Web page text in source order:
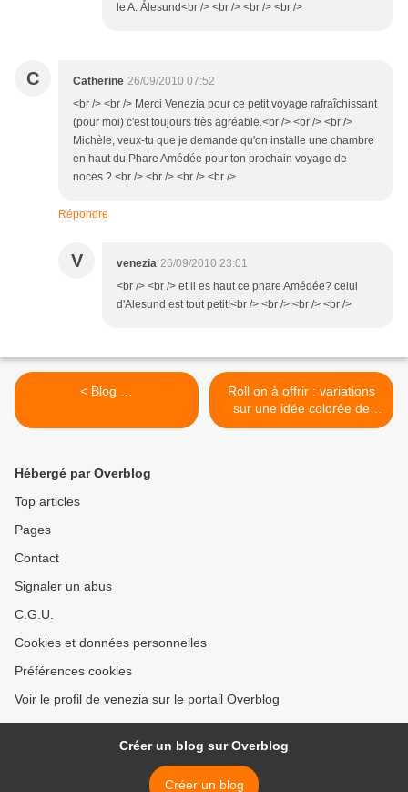
le A: Álesund<br /> <br /> <br /> <br />
C Catherine 26/09/2010 07:52
<br /> <br /> Merci Venezia pour ce petit voyage rafraîchissant
(pour moi) c'est toujours très agréable.<br /> <br /> <br />
Michèle, veux-tu que je demande qu'on installe une chambre
en haut du Phare Amédée pour ton prochain voyage de
noces ? <br /> <br /> <br /> <br />
Répondre
V venezia 26/09/2010 23:01
<br /> <br /> et il es haut ce phare Amédée? celui
d'Alesund est tout petit!<br /> <br /> <br /> <br />
< Blog …
Roll on à offrir : variations
sur une idée colorée de
Michèle >
Hébergé par Overblog
Top articles
Pages
Contact
Signaler un abus
C.G.U.
Cookies et données personnelles
Préférences cookies
Voir le profil de venezia sur le portail Overblog
Créer un blog sur Overblog
Créer un blog